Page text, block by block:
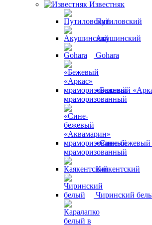
Известняк
Путиловский
Акушинский
Gohara
«Бежевый
мраморизованный
«Сине-
мраморизованный
Каякентский
Чиринский